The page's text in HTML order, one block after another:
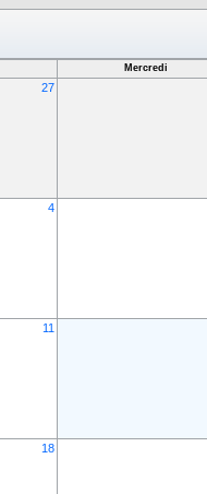
Mercredi
27
4
11
18